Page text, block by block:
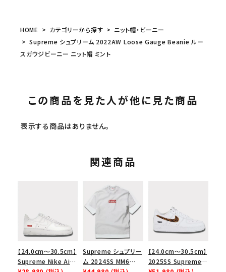
HOME カテゴリーから探す
ニット帽・ビーニー
Supreme シュプリーム 2022AW Loose Gauge Beanie ルー
スガウジビーニー ニット帽 ミント
この商品を見た人が他に見た商品
表示する商品はありません。
関連商品
【24.0cm～30.5cm】
Supreme Nike Air
Supreme シュプリー
ム 2024SS MM6
【24.0cm～30.5cm】
2025SS Supreme